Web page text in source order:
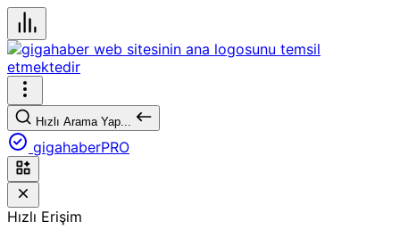
Hızlı Arama Yap...
gigahaberPRO
Hızlı Erişim